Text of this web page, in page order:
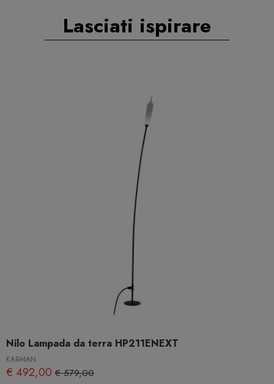
Lasciati ispirare
Nilo Lampada da terra HP211ENEXT
KARMAN
€ 492,00 € 579,00